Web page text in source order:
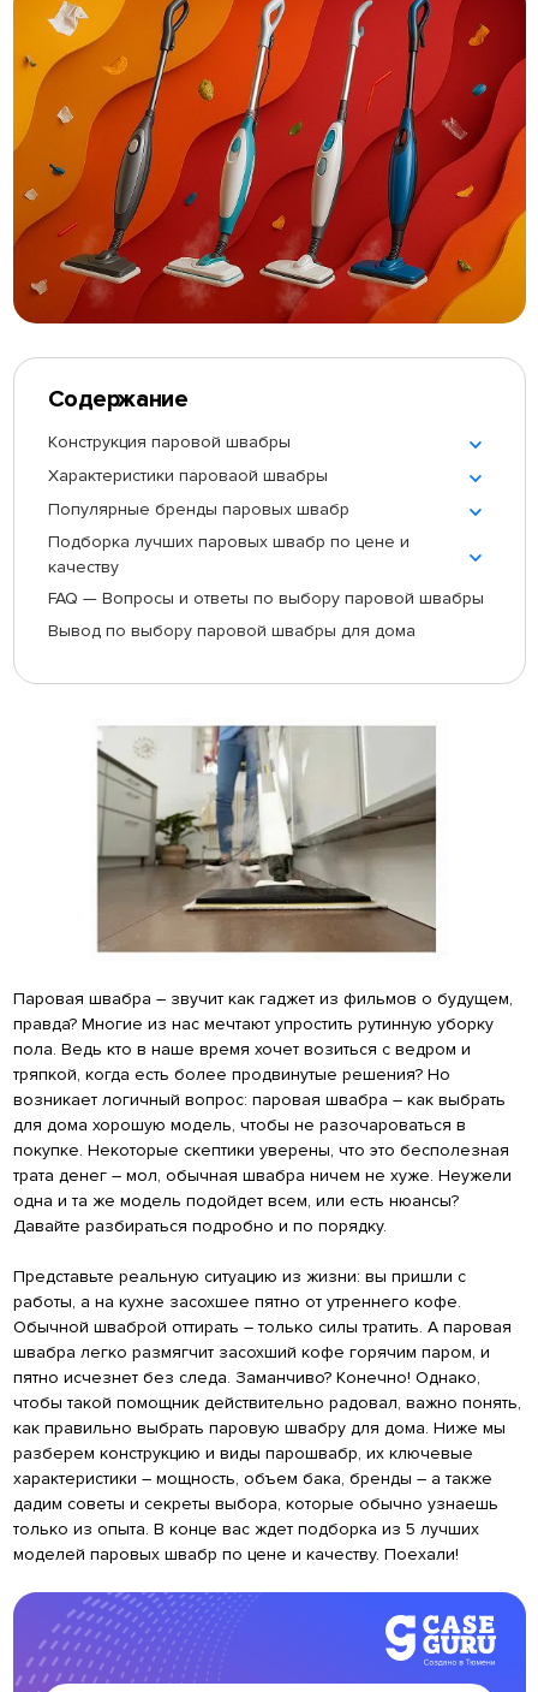
Содержание
Конструкция паровой швабры
Характеристики пароваой швабры
Популярные бренды паровых швабр
Подборка лучших паровых швабр по цене и
качеству
FAQ — Вопросы и ответы по выбору паровой швабры
Вывод по выбору паровой швабры для дома
Паровая швабра – звучит как гаджет из фильмов о будущем,
правда? Многие из нас мечтают упростить рутинную уборку
пола. Ведь кто в наше время хочет возиться с ведром и
тряпкой, когда есть более продвинутые решения? Но
возникает логичный вопрос: паровая швабра – как выбрать
для дома хорошую модель, чтобы не разочароваться в
покупке. Некоторые скептики уверены, что это бесполезная
трата денег – мол, обычная швабра ничем не хуже. Неужели
одна и та же модель подойдет всем, или есть нюансы?
Давайте разбираться подробно и по порядку.
Представьте реальную ситуацию из жизни: вы пришли с
работы, а на кухне засохшее пятно от утреннего кофе.
Обычной шваброй оттирать – только силы тратить. А паровая
швабра легко размягчит засохший кофе горячим паром, и
пятно исчезнет без следа. Заманчиво? Конечно! Однако,
чтобы такой помощник действительно радовал, важно понять,
как правильно выбрать паровую швабру для дома. Ниже мы
разберем конструкцию и виды парошвабр, их ключевые
характеристики – мощность, объем бака, бренды – а также
дадим советы и секреты выбора, которые обычно узнаешь
только из опыта. В конце вас ждет подборка из 5 лучших
моделей паровых швабр по цене и качеству. Поехали!